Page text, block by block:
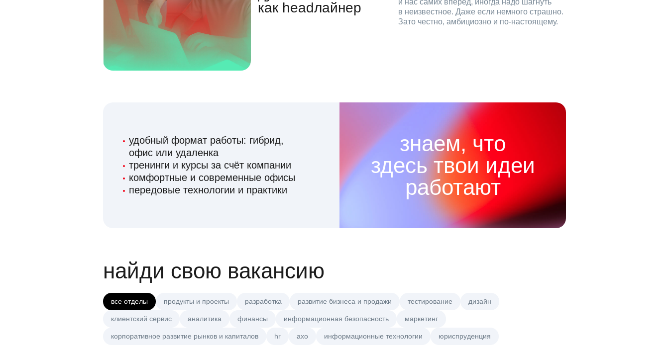
как headлайнер
в неизвестное. Даже если немного страшно.
Зато честно, амбициозно и по‑настоящему.
удобный формат работы: гибрид,
офис или удаленка
тренинги и курсы за счёт компании
комфортные и современные офисы
передовые технологии и практики
знаем, что
здесь твои идеи
работают
найди свою вакансию
все отделы продукты и проекты разработка развитие бизнеса и продажи тестирование дизайн
клиентский сервис аналитика финансы информационная безопасность маркетинг
корпоративное развитие рынков и капиталов hr axo информационные технологии юриспруденция